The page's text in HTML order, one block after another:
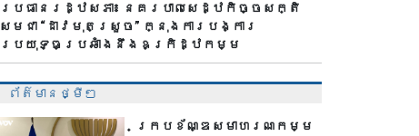
ប្រធានរដ្ឋសភា៖ នគរបាលសេដ្ឋកិច្ចសក្តិ
សមជា “ដាវមុតស្រួច” ក្នុងការបង្ការ
ប្រយុទ្ធប្រឆាំងនឹងឧក្រិដ្ឋកម្ម
ព័ត៌មានថ្មីៗ
ក្របខ័ណ្ឌសមាហរណកម្ម